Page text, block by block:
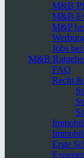
M&B
M&B
M&P
Jobs
M&B
FAQ
Recht
Erste